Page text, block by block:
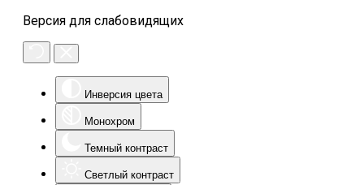
Версия для слабовидящих
Инверсия цвета
Монохром
Темный контраст
Светлый контраст